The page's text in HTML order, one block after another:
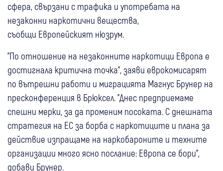
сфера, свързани с трафика и употребата на
незаконни наркотични вещества,
съобщи Европейският нюзрум.
"По отношение на незаконните наркотици Европа е
достигнала критична точка", заяви еврокомисарят
по вътрешни работи и миграцията Магнус Брунер на
пресконференция в Брюксел. "Днес предприемаме
спешни мерки, за да променим посоката. С днешната
стратегия на ЕС за борба с наркотиците и плана за
действие изпращаме на наркобароните и техните
организации много ясно послание: Европа се бори",
добави Брунер.